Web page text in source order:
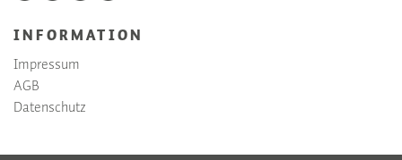
INFORMATION
Impressum
AGB
Datenschutz